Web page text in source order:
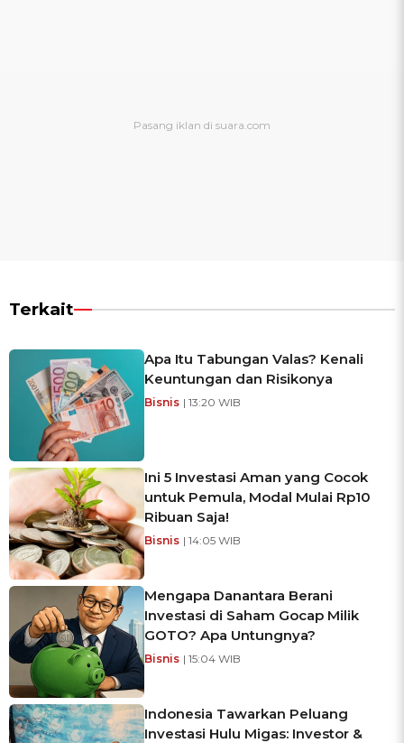
Terkait
Apa Itu Tabungan Valas? Kenali
Keuntungan dan Risikonya
Bisnis | 13:20 WIB
Ini 5 Investasi Aman yang Cocok
untuk Pemula, Modal Mulai Rp10
Ribuan Saja!
Bisnis | 14:05 WIB
Mengapa Danantara Berani
Investasi di Saham Gocap Milik
GOTO? Apa Untungnya?
Bisnis | 15:04 WIB
Indonesia Tawarkan Peluang
Investasi Hulu Migas: Investor &